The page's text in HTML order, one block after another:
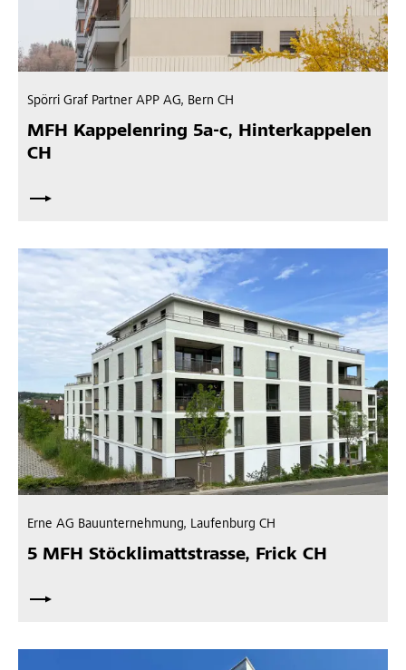
MFH Kappelenring 5a-c, Hinterkappelen
CH
Spörri Graf Partner APP AG, Bern CH
5 MFH Stöcklimattstrasse, Frick CH
Erne AG Bauunternehmung, Laufenburg CH